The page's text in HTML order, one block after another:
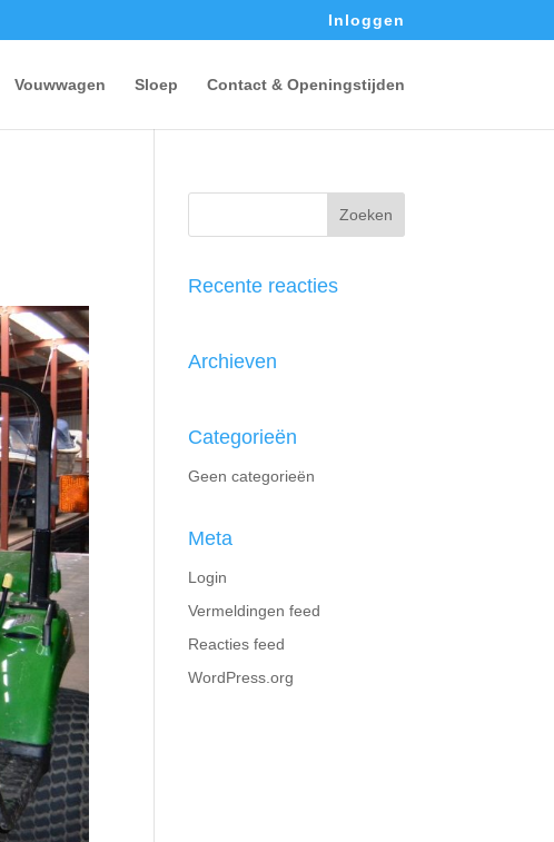
Inloggen
Vouwwagen Sloep Contact & Openingstijden
Recente reacties
Archieven
Categorieën
Geen categorieën
Meta
Login
Vermeldingen feed
Reacties feed
WordPress.org